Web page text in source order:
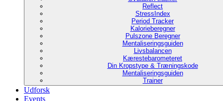
Reflect
StressIndex
Period Tracker
Kalorieberegner
Pulszone Beregner
Mentaliseringsguiden
Livsbalancen
Kærestebarometeret
Din Kropstype & Træningskode
Mentaliseringsguiden
Trainer
Udforsk
Events